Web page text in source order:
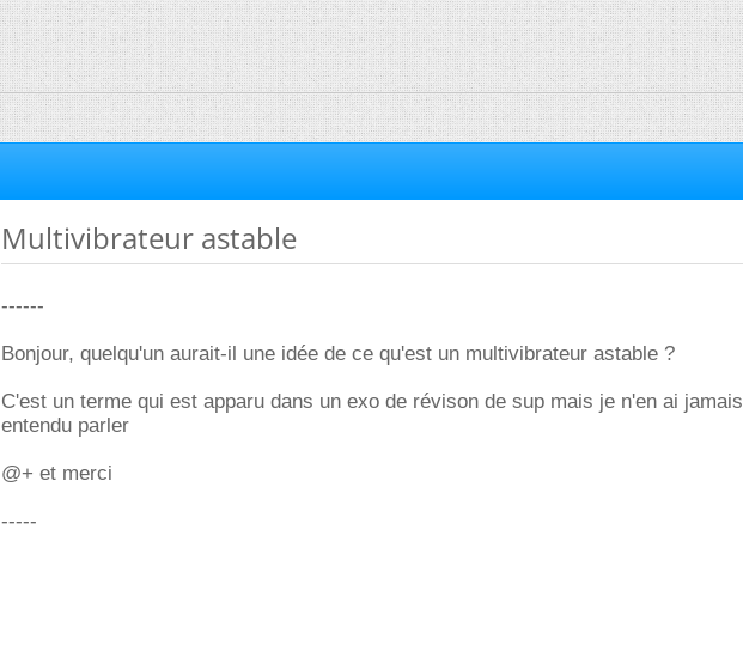
Multivibrateur astable
------
Bonjour, quelqu'un aurait-il une idée de ce qu'est un multivibrateur astable ?
C'est un terme qui est apparu dans un exo de révison de sup mais je n'en ai jamais
entendu parler
@+ et merci
-----